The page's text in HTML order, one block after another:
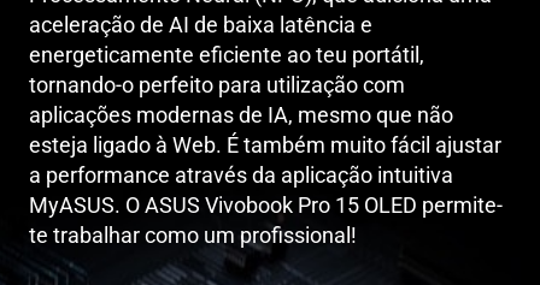
aceleração de AI de baixa latência e
energeticamente eficiente ao teu portátil,
tornando-o perfeito para utilização com
aplicações modernas de IA, mesmo que não
esteja ligado à Web. É também muito fácil ajustar
a performance através da aplicação intuitiva
MyASUS. O ASUS Vivobook Pro 15 OLED permite-
te trabalhar como um profissional!